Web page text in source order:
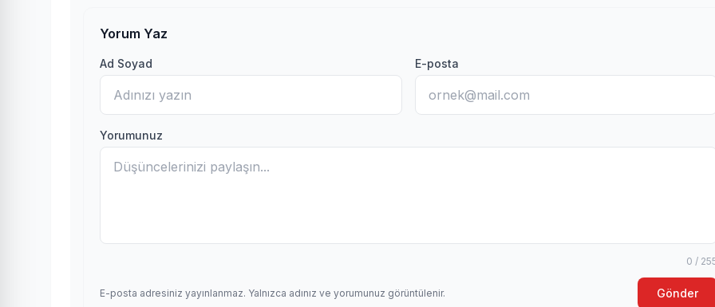
Yorum Yaz
Ad Soyad E-posta
Yorumunuz
0 /
E-posta adresiniz yayınlanmaz. Yalnızca adınız ve yorumunuz görüntülenir. Gönder